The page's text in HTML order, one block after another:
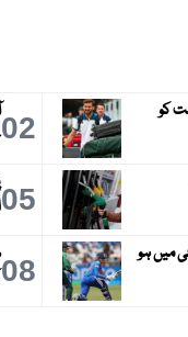
کو این او سی 19 اگست کو
02
05
دبئی میں ہو
08